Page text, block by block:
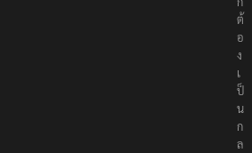
ต้
อ
ง
เ
ป็
น
ก
ล